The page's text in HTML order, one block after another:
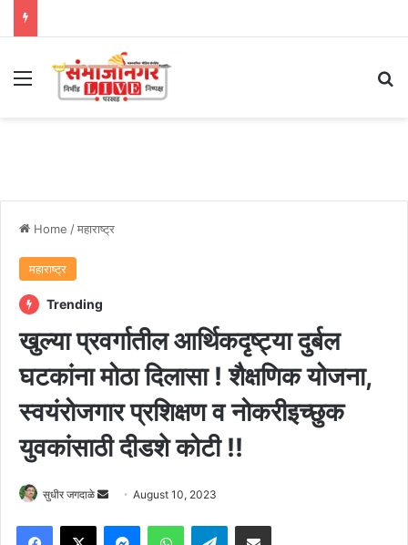
Menu
Home /महाराष्ट्र
महाराष्ट्र
Trending
खुल्या प्रवर्गातील आर्थिकदृष्ट्या दुर्बल
घटकांना मोठा दिलासा ! शैक्षणिक योजना,
स्वयंरोजगार प्रशिक्षण व नोकरीइच्छुक
युवकांसाठी दीडशे कोटी !!
सुधीर जगदाळे
Send
email
August 10, 2023
Facebook
X MessengerWhatsAppTelegramShare via Email